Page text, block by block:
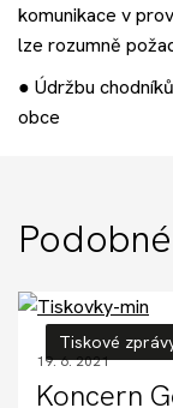
komunikace v
lze rozumně
● Údržbu
obce
Tiskové
19. 6. 2021
Koncern